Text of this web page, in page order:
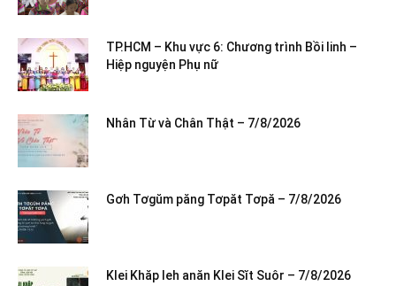
TP.HCM – Khu vực 6: Chương trình Bồi linh –
Hiệp nguyện Phụ nữ
Nhân Từ và Chân Thật – 7/8/2026
Gơh Tơgŭm păng Tơpăt Tơpă – 7/8/2026
Klei Khăp leh anăn Klei Sĭt Suôr – 7/8/2026